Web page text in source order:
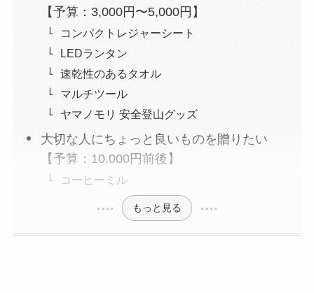
【予算：3,000円〜5,000円】
コンパクトレジャーシート
LEDランタン
速乾性のあるタオル
マルチツール
ヤマノモリ 安全登山グッズ
大切な人にちょっと良いものを贈りたい
【予算：10,000円前後】
コーヒーミル
もっと見る